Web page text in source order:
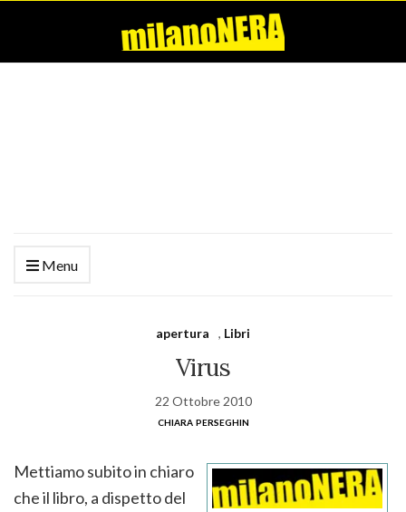
Menu
apertura , Libri
Virus
22 Ottobre 2010
chiara perseghin
Mettiamo subito in chiaro
che il libro, a dispetto del